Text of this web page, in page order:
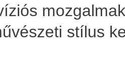
stílus